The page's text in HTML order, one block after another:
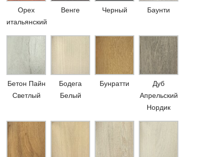
Орех
итальянский
Венге Черный Баунти
Бетон Пайн
Светлый
Бодега
Белый
Бунратти
Дуб
Апрельский
Нордик